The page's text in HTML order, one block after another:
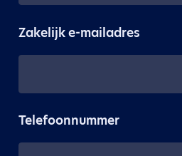
Zakelijk e-mailadres
Telefoonnummer